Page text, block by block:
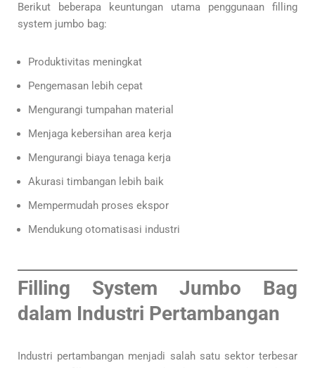
Berikut beberapa keuntungan utama penggunaan filling
system jumbo bag:
Produktivitas meningkat
Pengemasan lebih cepat
Mengurangi tumpahan material
Menjaga kebersihan area kerja
Mengurangi biaya tenaga kerja
Akurasi timbangan lebih baik
Mempermudah proses ekspor
Mendukung otomatisasi industri
Filling System Jumbo Bag
dalam Industri Pertambangan
Industri pertambangan menjadi salah satu sektor terbesar